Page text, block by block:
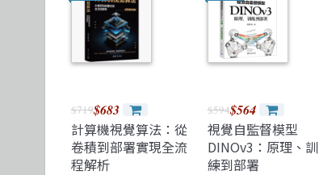
$719$683
計算機視覺算法：從
卷積到部署實現全流
程解析
$594$564
視覺自監督模型
DINOv3：原理、訓
練到部署